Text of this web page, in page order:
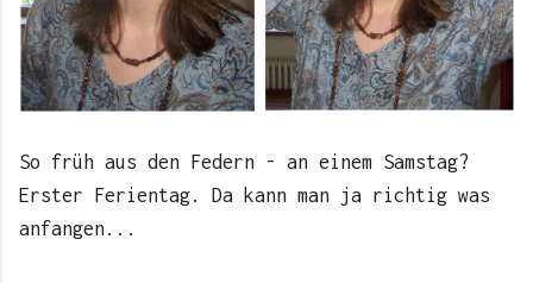
So früh aus den Federn - an einem Samstag?
Erster Ferientag. Da kann man ja richtig was
anfangen...